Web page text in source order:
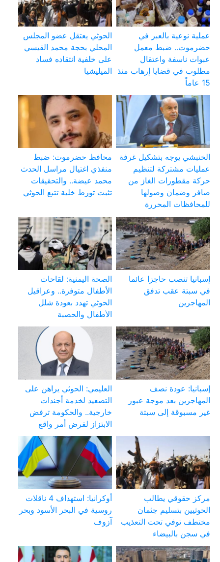
عملية نوعية بالعبر في
حضرموت.. ضبط معمل
عبوات ناسفة واعتقال
مطلوب في قضايا إرهاب منذ
15 عاماً
الحوثي يعتقل عضو المجلس
المحلي بحجة محمد القيسي
على خلفية انتقاده فساد
الميليشيا
الخنبشي يوجه بتشكيل غرفة
عمليات مشتركة لتنظيم
حركة مقطورات الغاز من
صافر وضمان وصولها
للمحافظات المحررة
محافظ حضرموت: ضبط
منفذي اغتيال مراسل الحدث
محمد عيضة.. والتحقيقات
تثبت تورط خلية تتبع الحوثي
إسبانيا تنصب حاجزا عائما
في سبتة عقب تدفق
المهاجرين
الصحة اليمنية: لقاحات
الأطفال متوفرة.. وعراقيل
الحوثي تهدد بعودة شلل
الأطفال والحصبة
إسبانيا: عودة نصف
المهاجرين بعد موجة عبور
غير مسبوقة إلى سبتة
العليمي: الحوثي يراهن على
التصعيد لخدمة أجندات
خارجية.. والحكومة ترفض
الابتزاز لفرض أمر واقع
مركز حقوقي يطالب
الحوثيين بتسليم جثمان
مختطف توفي تحت التعذيب
في سجن بالبيضاء
أوكرانيا: استهداف 4 ناقلات
روسية في البحر الأسود وبحر
آزوف